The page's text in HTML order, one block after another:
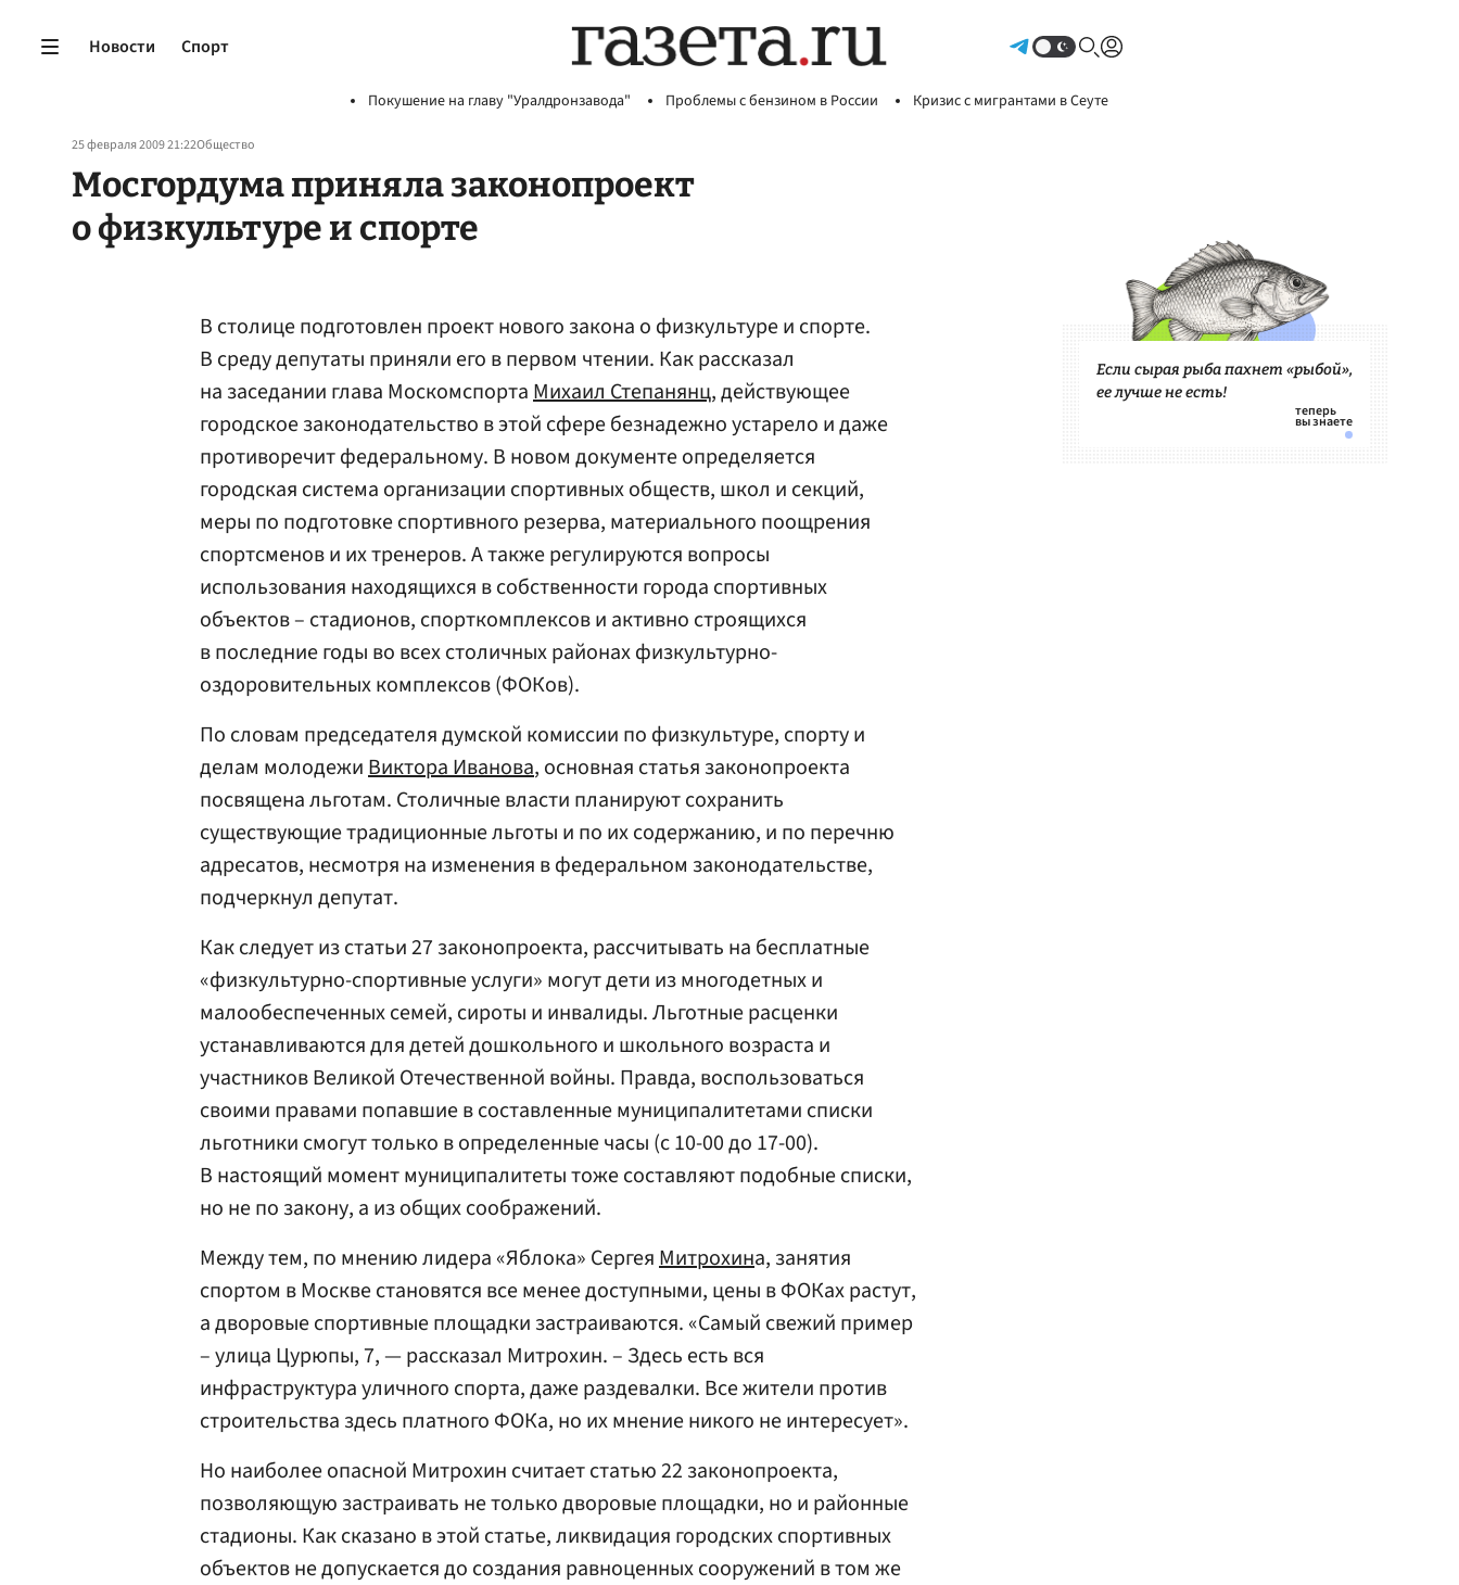
Новости Спорт
Покушение на главу "Уралдронзавода" Проблемы с бензином в России Кризис с мигрантами в Сеуте
25 февраля 2009 21:22Общество
Мосгордума приняла законопроект
о физкультуре и спорте
В столице подготовлен проект нового закона о физкультуре и спорте.
В среду депутаты приняли его в первом чтении. Как рассказал
на заседании глава МоскомспортаМихаил Степанянц, действующее
городское законодательство в этой сфере безнадежно устарело и даже
противоречит федеральному. В новом документе определяется
городская система организации спортивных обществ, школ и секций,
меры по подготовке спортивного резерва, материального поощрения
спортсменов и их тренеров. А также регулируются вопросы
использования находящихся в собственности города спортивных
объектов – стадионов, спорткомплексов и активно строящихся
в последние годы во всех столичных районах физкультурно-
оздоровительных комплексов (ФОКов).
По словам председателя думской комиссии по физкультуре, спорту и
делам молодежиВиктора Иванова, основная статья законопроекта
посвящена льготам. Столичные власти планируют сохранить
существующие традиционные льготы и по их содержанию, и по перечню
адресатов, несмотря на изменения в федеральном законодательстве,
подчеркнул депутат.
Как следует из статьи 27 законопроекта, рассчитывать на бесплатные
«физкультурно-спортивные услуги» могут дети из многодетных и
малообеспеченных семей, сироты и инвалиды. Льготные расценки
устанавливаются для детей дошкольного и школьного возраста и
участников Великой Отечественной войны. Правда, воспользоваться
своими правами попавшие в составленные муниципалитетами списки
льготники смогут только в определенные часы (с 10-00 до 17-00).
В настоящий момент муниципалитеты тоже составляют подобные списки,
но не по закону, а из общих соображений.
Между тем, по мнению лидера «Яблока» СергеяМитрохина, занятия
спортом в Москве становятся все менее доступными, цены в ФОКах растут,
а дворовые спортивные площадки застраиваются. «Самый свежий пример
– улица Цурюпы, 7, — рассказал Митрохин. – Здесь есть вся
инфраструктура уличного спорта, даже раздевалки. Все жители против
строительства здесь платного ФОКа, но их мнение никого не интересует».
Но наиболее опасной Митрохин считает статью 22 законопроекта,
позволяющую застраивать не только дворовые площадки, но и районные
стадионы. Как сказано в этой статье, ликвидация городских спортивных
объектов не допускается до создания равноценных сооружений в том же
Если сырая рыба пахнет «рыбой»,
ее лучше не есть!